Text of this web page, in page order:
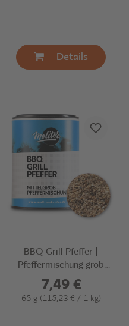
Details
BBQ Grill Pfeffer |
Pfeffermischung grob
gemahlen
7,49 €
65 g (115,23 € / 1 kg)